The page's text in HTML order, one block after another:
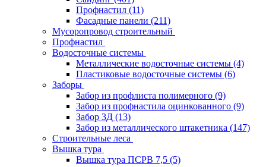
Профнастил (11)
Фасадные панели (211)
Мусоропровод строительный
Профнастил
Водосточные системы
Металлические водосточные системы (4)
Пластиковые водосточные системы (6)
Заборы
Забор из профлиста полимерного (9)
Забор из профнастила оцинкованного (9)
Забор 3Д (13)
Забор из металлического штакетника (147)
Строительные леса
Вышка тура
Вышка тура ПСРВ 7,5 (5)